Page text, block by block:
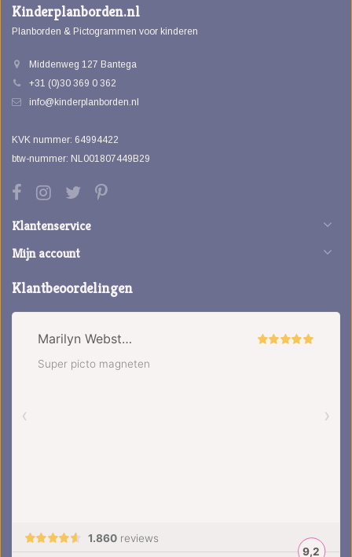
Kinderplanborden.nl
Planborden & Pictogrammen voor kinderen
Middenweg 127 Bantega
+31 (0)30 369 0 362
info@kinderplanborden.nl
KVK nummer: 64994422
btw-nummer: NL001807449B29
Klantenservice
Mijn account
Klantbeoordelingen